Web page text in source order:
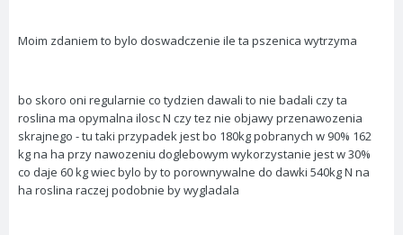
Moim zdaniem to bylo doswadczenie ile ta pszenica wytrzyma
bo skoro oni regularnie co tydzien dawali to nie badali czy ta
roslina ma opymalna ilosc N czy tez nie objawy przenawozenia
skrajnego - tu taki przypadek jest bo 180kg pobranych w 90% 162
kg na ha przy nawozeniu doglebowym wykorzystanie jest w 30%
co daje 60 kg wiec bylo by to porownywalne do dawki 540kg N na
ha roslina raczej podobnie by wygladala